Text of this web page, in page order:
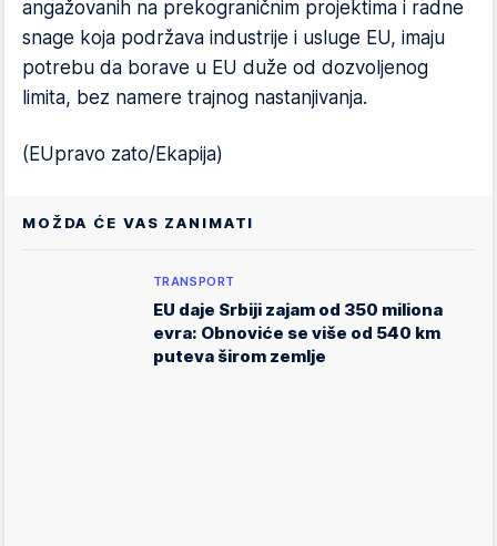
angažovanih na prekograničnim projektima i radne
snage koja podržava industrije i usluge EU, imaju
potrebu da borave u EU duže od dozvoljenog
limita, bez namere trajnog nastanjivanja.
(EUpravo zato/Ekapija)
MOŽDA ĆE VAS ZANIMATI
TRANSPORT
EU daje Srbiji zajam od 350 miliona
evra: Obnoviće se više od 540 km
puteva širom zemlje